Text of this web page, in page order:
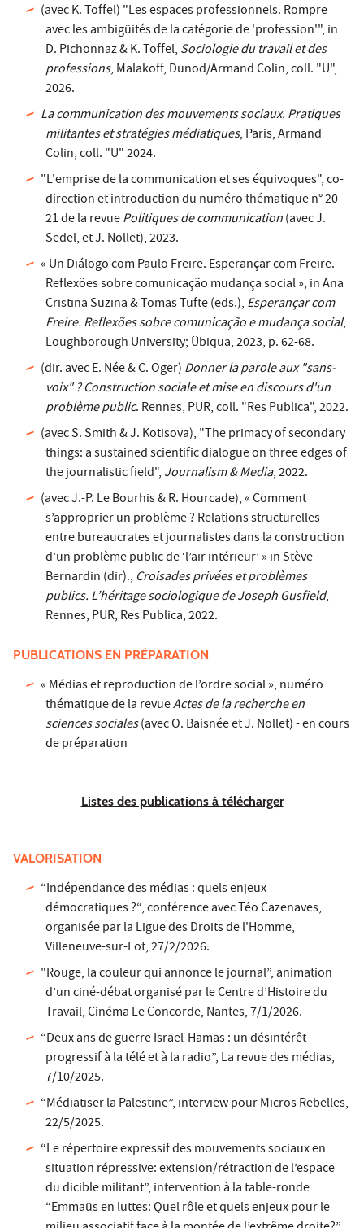
(avec K. Toffel) "Les espaces professionnels. Rompre
avec les ambigüités de la catégorie de 'profession'", in
D. Pichonnaz & K. Toffel, Sociologie du travail et des
professions, Malakoff, Dunod/Armand Colin, coll. "U",
2026.
La communication des mouvements sociaux. Pratiques
militantes et stratégies médiatiques, Paris, Armand
Colin, coll. "U" 2024.
"L'emprise de la communication et ses équivoques", co-
direction et introduction du numéro thématique n° 20-
21 de la revuePolitiques de communication(avec J.
Sedel, et J. Nollet), 2023.
« Un Diálogo com Paulo Freire. Esperançar com Freire.
Reflexões sobre comunicação mudança social », in Ana
Cristina Suzina & Tomas Tufte (eds.), Esperançar com
Freire. Reflexões sobre comunicação e mudança social,
Loughborough University; Übiqua, 2023, p. 62-68.
(dir. avec E. Née & C. Oger) Donner la parole aux "sans-
voix" ? Construction sociale et mise en discours d'un
problème public. Rennes, PUR, coll. "Res Publica", 2022.
(avec S. Smith & J. Kotisova), "The primacy of secondary
things: a sustained scientific dialogue on three edges of
the journalistic field", Journalism & Media, 2022.
(avec J.-P. Le Bourhis & R. Hourcade), « Comment
s’approprier un problème ? Relations structurelles
entre bureaucrates et journalistes dans la construction
d’un problème public de ‘l’air intérieur’ » in Stève
Bernardin (dir)., Croisades privées et problèmes
publics. L’héritage sociologique de Joseph Gusfield,
Rennes, PUR, Res Publica, 2022.
PUBLICATIONS EN PRÉPARATION
« Médias et reproduction de l’ordre social », numéro
thématique de la revueActes de la recherche en
sciences sociales(avec O. Baisnée et J. Nollet) - en cours
de préparation
Listes des publications à télécharger
VALORISATION
“Indépendance des médias : quels enjeux
démocratiques ?“, conférence avec Téo Cazenaves,
organisée par la Ligue des Droits de l'Homme,
Villeneuve-sur-Lot, 27/2/2026.
"Rouge, la couleur qui annonce le journal”, animation
d’un ciné-débat organisé par le Centre d’Histoire du
Travail, Cinéma Le Concorde, Nantes, 7/1/2026.
“Deux ans de guerre Israël-Hamas : un désintérêt
progressif à la télé et à la radio”, La revue des médias,
7/10/2025.
“Médiatiser la Palestine”, interview pour Micros Rebelles,
22/5/2025.
“Le répertoire expressif des mouvements sociaux en
situation répressive: extension/rétraction de l’espace
du dicible militant”, intervention à la table-ronde
“Emmaüs en luttes: Quel rôle et quels enjeux pour le